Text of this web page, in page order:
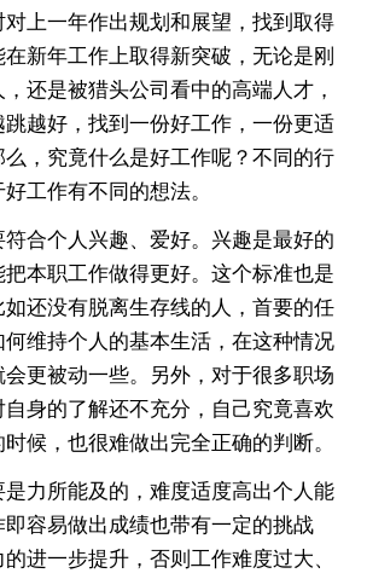
上一年作出规划和展望，找到取得
新年工作上取得新突破，无论是刚
还是被猎头公司看中的高端人才，
越好，找到一份好工作，一份更适
，究竟什么是好工作呢？不同的行
工作有不同的想法。
个人兴趣、爱好。兴趣是最好的
本职工作做得更好。这个标准也是
还没有脱离生存线的人，首要的任
维持个人的基本生活，在这种情况
更被动一些。另外，对于很多职场
身的了解还不充分，自己究竟喜欢
候，也很难做出完全正确的判断。
所能及的，难度适度高出个人能
容易做出成绩也带有一定的挑战
进一步提升，否则工作难度过大、